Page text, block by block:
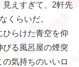
見えすぎて、2軒先
くらいだ。
らけた青空を仰
びる風呂屋の煙突
気持ちのいいロ